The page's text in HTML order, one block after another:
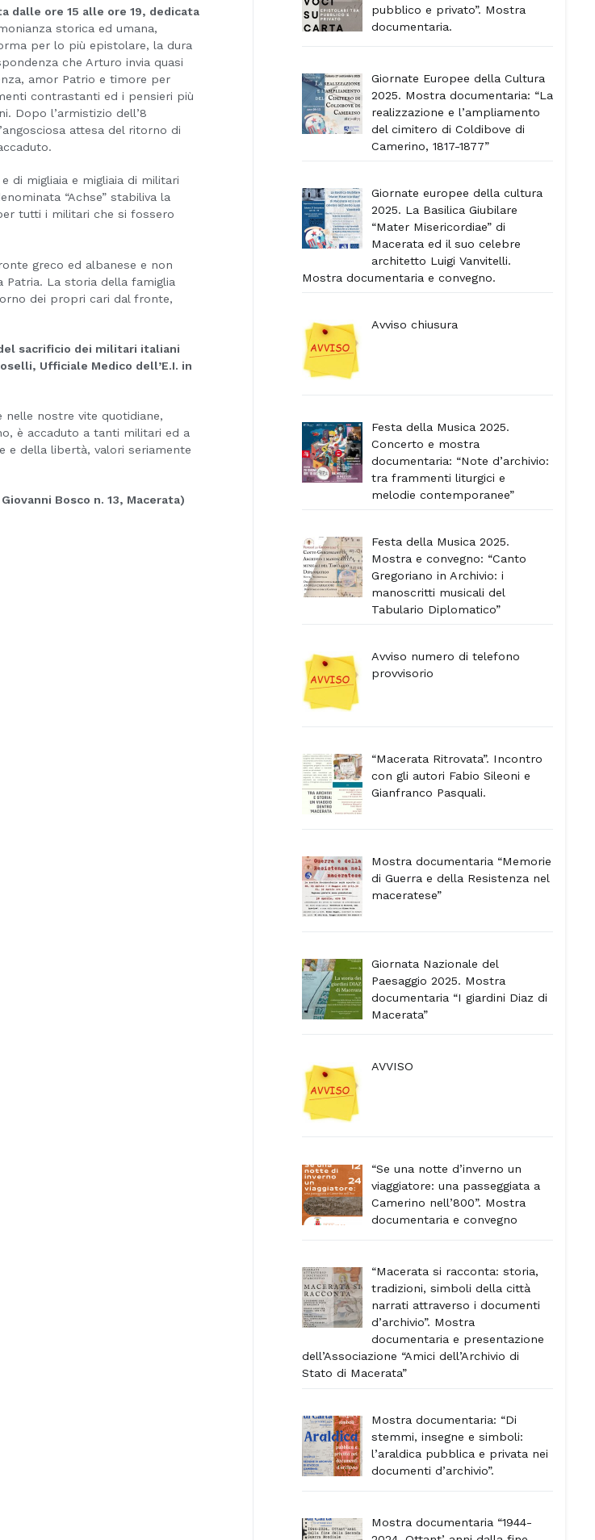
dalle ore 15 alle ore 19, dedicata
storica ed umana,
per lo più epistolare, la dura
che Arturo invia quasi
amor Patrio e timore per
contrastanti ed i pensieri più
Dopo l’armistizio dell’8
attesa del ritorno di
di migliaia e migliaia di militari
“Achse” stabiliva la
tutti i militari che si fossero
greco ed albanese e non
La storia della famiglia
dei propri cari dal fronte,
sacrificio dei militari italiani
Ufficiale Medico dell’E.I. in
nostre vite quotidiane,
è accaduto a tanti militari ed a
e della libertà, valori seriamente
Bosco n. 13, Macerata)
pubblico e privato”. Mostra
documentaria.
Giornate Europee della Cultura
2025. Mostra documentaria: “La
realizzazione e l’ampliamento
del cimitero di Coldibove di
Camerino, 1817-1877”
Giornate europee della cultura
2025. La Basilica Giubilare
“Mater Misericordiae” di
Macerata ed il suo celebre
architetto Luigi Vanvitelli.
Mostra documentaria e convegno.
Avviso chiusura
Festa della Musica 2025.
Concerto e mostra
documentaria: “Note d’archivio:
tra frammenti liturgici e
melodie contemporanee”
Festa della Musica 2025.
Mostra e convegno: “Canto
Gregoriano in Archivio: i
manoscritti musicali del
Tabulario Diplomatico”
Avviso numero di telefono
provvisorio
“Macerata Ritrovata”. Incontro
con gli autori Fabio Sileoni e
Gianfranco Pasquali.
Mostra documentaria “Memorie
di Guerra e della Resistenza nel
maceratese”
Giornata Nazionale del
Paesaggio 2025. Mostra
documentaria “I giardini Diaz di
Macerata”
AVVISO
“Se una notte d’inverno un
viaggiatore: una passeggiata a
Camerino nell’800”. Mostra
documentaria e convegno
“Macerata si racconta: storia,
tradizioni, simboli della città
narrati attraverso i documenti
d’archivio”. Mostra
documentaria e presentazione
dell’Associazione “Amici dell’Archivio di
Stato di Macerata”
Mostra documentaria: “Di
stemmi, insegne e simboli:
l’araldica pubblica e privata nei
documenti d’archivio”.
Mostra documentaria “1944-